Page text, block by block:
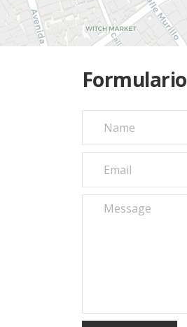
Formulario